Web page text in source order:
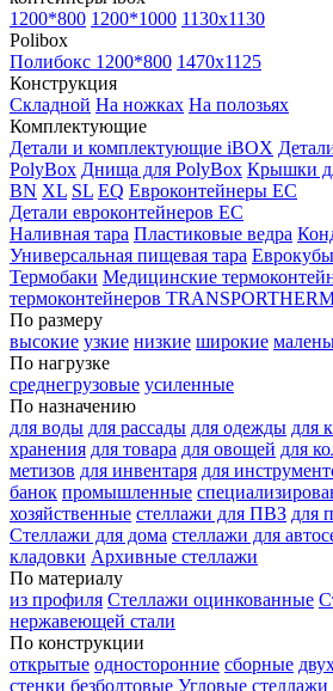
1200*800 1200*1000 1130x1130
Polibox
Полибокс 1200*800 1470х1125
Конструкция
Складной На ножках На полозьях
Комплектующие
Детали и комплектующие iBOX
PolyBox Днища для PolyBox Крышки
BN XL SL EQ Евроконтейнеры EC
Детали евроконтейнеров EC
Наливная тара Пластиковые ведра
Универсальная пищевая тара Еврокубы
Термобаки Медицинские
термоконтейнеров
По размеру
высокие узкие низкие широкие
По нагрузке
среднегрузовые усиленные
По назначению
для воды для рассады для одежды для
хранения для товара для овощей для
метизов для инвентаря для
банок промышленные
хозяйственные стеллажи для ПВЗ для
Стеллажи для дома стеллажи для
кладовки Архивные стеллажи
По материалу
из профиля Стеллажи оцинкованные
нержавеющей стали
По конструкции
открытые односторонние сборные
стенки безболтовые Угловые стеллажи